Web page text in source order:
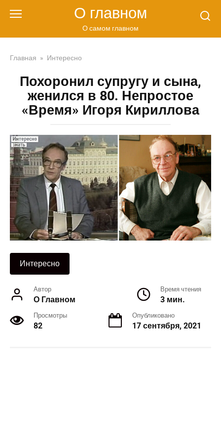
О главном
О самом главном
Главная » Интересно
Похоронил супругу и сына,
женился в 80. Непростое
«Время» Игоря Кириллова
Интересно
Автор
О Главном
Время чтения
3 мин.
Просмотры
82
Опубликовано
17 сентября, 2021